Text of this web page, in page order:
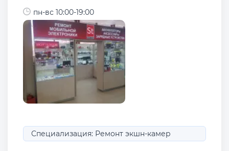
пн-вс 10:00-19:00
Специализация: Ремонт экшн-камер